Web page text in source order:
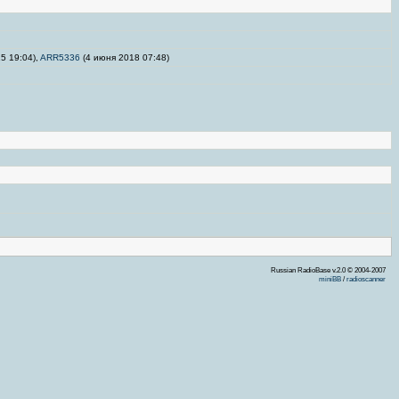
19:04), ARR5336 (4 июня 2018 07:48)
Russian RadioBase v.2.0 © 2004-2007
miniBB / radioscanner